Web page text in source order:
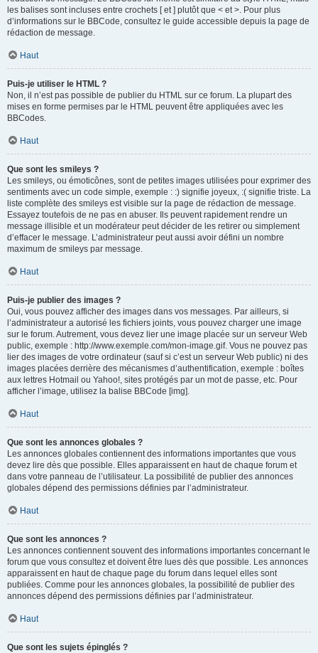
les balises sont incluses entre crochets [ et ] plutôt que < et >. Pour plus
d’informations sur le BBCode, consultez le guide accessible depuis la page de
rédaction de message.
Haut
Puis-je utiliser le HTML ?
Non, il n’est pas possible de publier du HTML sur ce forum. La plupart des
mises en forme permises par le HTML peuvent être appliquées avec les
BBCodes.
Haut
Que sont les smileys ?
Les smileys, ou émoticônes, sont de petites images utilisées pour exprimer des
sentiments avec un code simple, exemple : :) signifie joyeux, :( signifie triste. La
liste complète des smileys est visible sur la page de rédaction de message.
Essayez toutefois de ne pas en abuser. Ils peuvent rapidement rendre un
message illisible et un modérateur peut décider de les retirer ou simplement
d’effacer le message. L’administrateur peut aussi avoir défini un nombre
maximum de smileys par message.
Haut
Puis-je publier des images ?
Oui, vous pouvez afficher des images dans vos messages. Par ailleurs, si
l’administrateur a autorisé les fichiers joints, vous pouvez charger une image
sur le forum. Autrement, vous devez lier une image placée sur un serveur Web
public, exemple : http://www.exemple.com/mon-image.gif. Vous ne pouvez pas
lier des images de votre ordinateur (sauf si c’est un serveur Web public) ni des
images placées derrière des mécanismes d’authentification, exemple : boîtes
aux lettres Hotmail ou Yahoo!, sites protégés par un mot de passe, etc. Pour
afficher l’image, utilisez la balise BBCode [img].
Haut
Que sont les annonces globales ?
Les annonces globales contiennent des informations importantes que vous
devez lire dès que possible. Elles apparaissent en haut de chaque forum et
dans votre panneau de l’utilisateur. La possibilité de publier des annonces
globales dépend des permissions définies par l’administrateur.
Haut
Que sont les annonces ?
Les annonces contiennent souvent des informations importantes concernant le
forum que vous consultez et doivent être lues dès que possible. Les annonces
apparaissent en haut de chaque page du forum dans lequel elles sont
publiées. Comme pour les annonces globales, la possibilité de publier des
annonces dépend des permissions définies par l’administrateur.
Haut
Que sont les sujets épinglés ?